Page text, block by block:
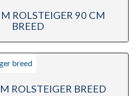
ROLSTEIGER 90 CM
BREED
ROLSTEIGER BREED